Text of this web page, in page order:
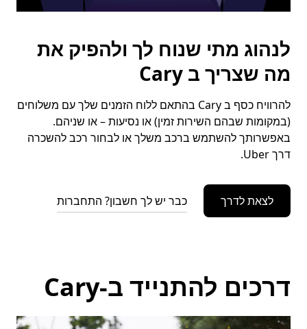
לנהוג מתי שנוח לך ולהפיק את
מה שצריך ב Cary
להרוויח כסף ב Cary בהתאם ללוח הזמנים שלך עם משלוחים
(במקומות שבהם השירות זמין) או נסיעות – או שניהם.
באפשרותך להשתמש ברכב משלך או לבחור רכב להשכרה
דרך Uber.
לצאת לדרך כבר יש לך חשבון? התחברות
דרכים להתנייד ב-Cary